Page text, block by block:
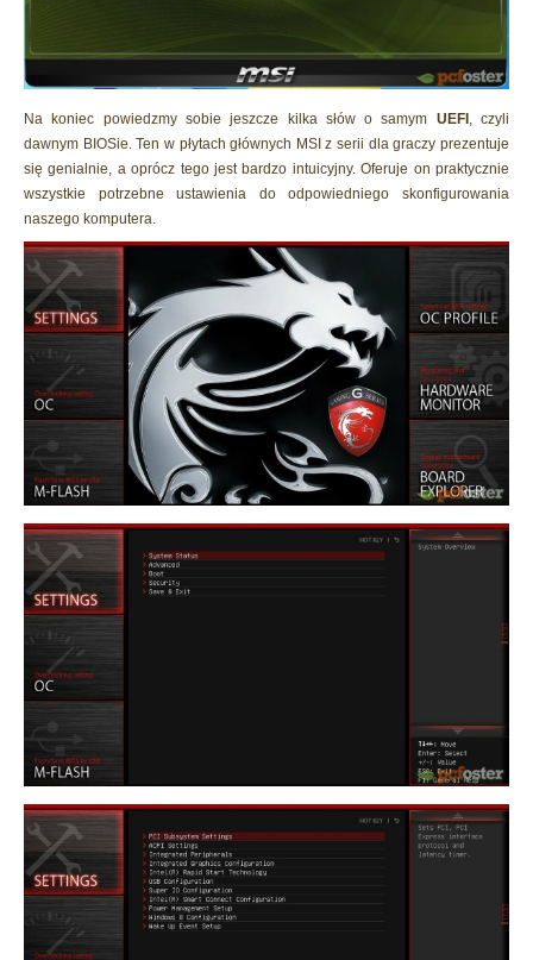
Na koniec powiedzmy sobie jeszcze kilka słów o samym UEFI , czyli
dawnym BIOSie. Ten w płytach głównych MSI z serii dla graczy prezentuje
się genialnie, a oprócz tego jest bardzo intuicyjny. Oferuje on praktycznie
wszystkie potrzebne ustawienia do odpowiedniego skonfigurowania
naszego komputera.